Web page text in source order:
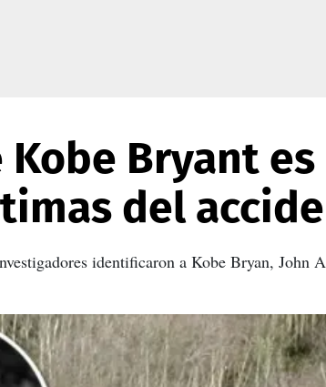
Kobe Bryant
del
identificaron a Kobe Bryan, John